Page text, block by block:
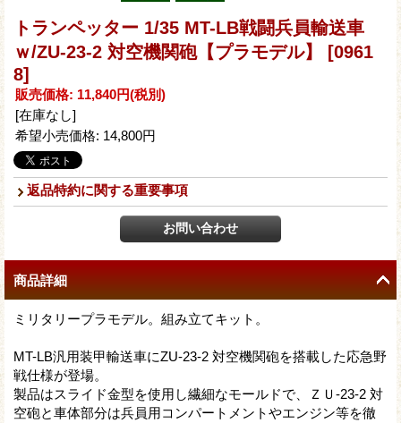
トランペッター 1/35 MT-LB戦闘兵員輸送車
ｗ/ZU-23-2 対空機関砲【プラモデル】
[0961
8]
販売価格: 11,840円(税別)
[在庫なし]
希望小売価格: 14,800円
返品特約に関する重要事項
商品詳細
ミリタリープラモデル。組み立てキット。
MT-LB汎用装甲輸送車にZU-23-2 対空機関砲を搭載した応急野
戦仕様が登場。
製品はスライド金型を使用し繊細なモールドで、ＺＵ-23-2 対
空砲と車体部分は兵員用コンパートメントやエンジン等を徹